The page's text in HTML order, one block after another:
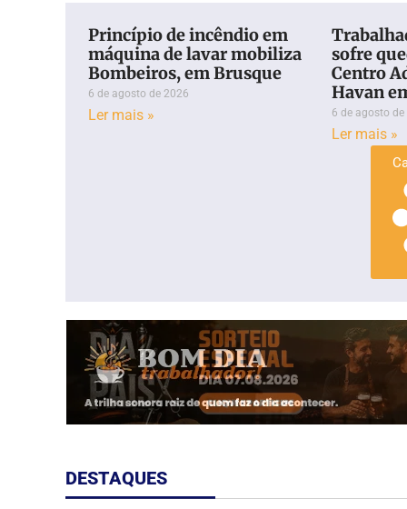
Princípio de incêndio em
máquina de lavar mobiliza
Bombeiros, em Brusque
6 de agosto de 2026
Ler mais »
sofre
Centro
Havan
6 de agosto
Ler mais »
DESTAQUES